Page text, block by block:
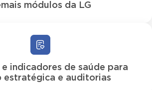
módulos da LG
e indicadores de saúde para
estratégica e auditorias